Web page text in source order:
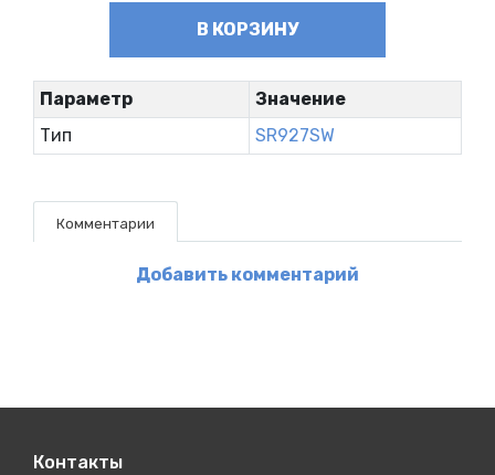
В КОРЗИНУ
Параметр
Значение
Тип
SR927SW
Комментарии
Добавить комментарий
Контакты